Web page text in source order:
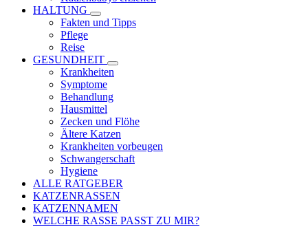
HALTUNG
Fakten und Tipps
Pflege
Reise
GESUNDHEIT
Krankheiten
Symptome
Behandlung
Hausmittel
Zecken und Flöhe
Ältere Katzen
Krankheiten vorbeugen
Schwangerschaft
Hygiene
ALLE RATGEBER
KATZENRASSEN
KATZENNAMEN
WELCHE RASSE PASST ZU MIR?